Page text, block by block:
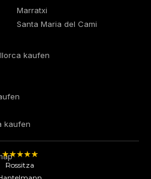
Marratxi
Santa Maria del Cami
kaufen
kaufen
Rossitza